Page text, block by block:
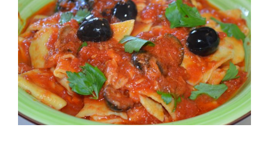
Fregnacce alla Sabinese